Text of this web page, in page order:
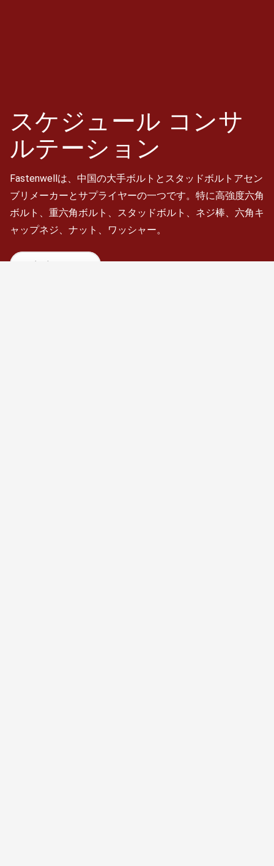
スケジュール コンサ
ルテーション
Fastenwellは、中国の大手ボルトとスタッドボルトアセン
ブリメーカーとサプライヤーの一つです。特に高強度六角
ボルト、重六角ボルト、スタッドボルト、ネジ棒、六角キ
ャップネジ、ナット、ワッシャー。
スケジュール